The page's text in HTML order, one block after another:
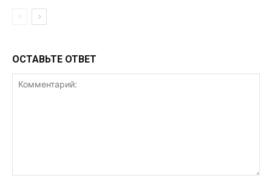
ОСТАВЬТЕ ОТВЕТ